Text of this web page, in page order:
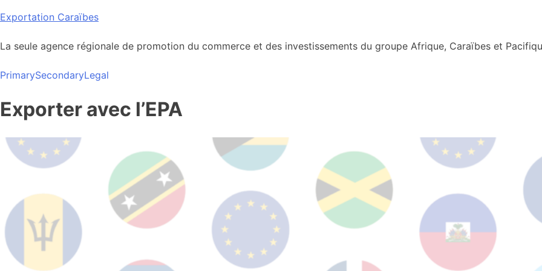
Skip
content
Exportation Caraïbes
La seule agence régionale de promotion du commerce et des investissements du groupe Afrique, Caraïbes et
PrimarySecondaryLegal
Exporter avec l’EPA